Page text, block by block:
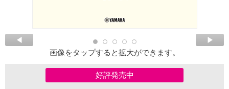
画像をタップすると拡大ができます。
好評発売中